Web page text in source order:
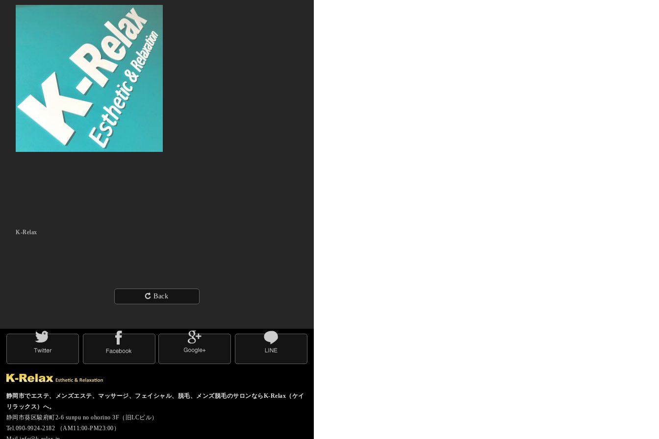
K-Relax
Back
静岡市でエステ、メンズエステ、マッサージ、フェイシャル、脱毛、メンズ脱毛のサロンならK-Relax（ケイ
リラックス）へ。
静岡市葵区駿府町2-6 sunpu no ohorino 3F（旧LCビル）
Tel.090-9924-2182 （AM11:00-PM23:00）